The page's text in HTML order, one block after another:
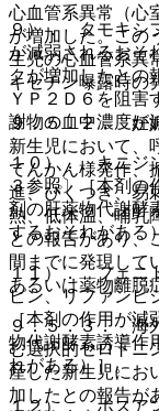
心血管系異常（心
が増加した。この
生児の心血管系異
キセチン曝露時の
９．５．２． 妊
新生児において、
てんかん様発作、
進、ぴくつき、易
熱、低体温、哺乳
との報告があり、
間までに発現して
あるいは薬物離脱
９．５．３． 海
む選択的セロトニ
産した新生児にお
加したとの報告が
９）． タモキシ
が減弱されるおそ
クが増加したとの
ＹＰ２Ｄ６を阻害
謝物の血中濃度が
１０）． キニジ
３参照〕［本剤の
剤の肝薬物代謝酵
するおそれがある
１１）． フェニ
ピン、リファンピ
［本剤の作用が減
物代謝酵素誘導作
れがある）］。
１２）． ホスア